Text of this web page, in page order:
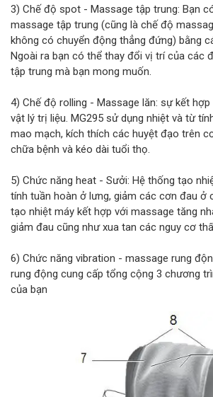
3) Chế độ spot - Massage tập trung: Bạn
massage tập trung (cũng là chế độ
không có chuyển động thẳng đứng) bằng
Ngoài ra bạn có thể thay đổi vị trí của các
tập trung mà bạn mong muốn.
4) Chế độ rolling - Massage lăn: sự kết
vật lý trị liệu. MG295 sử dụng nhiệt và từ
mao mạch, kích thích các huyệt đạo trên
chữa bệnh và kéo dài tuổi thọ.
5) Chức năng heat - Sưởi: Hệ thống tạo
tính tuần hoàn ở lưng, giảm các cơn đau ở
tạo nhiệt máy kết hợp với massage tăng
giảm đau cũng như xua tan các nguy cơ
6) Chức năng vibration - massage rung
rung động cung cấp tổng cộng 3 chương
của bạn